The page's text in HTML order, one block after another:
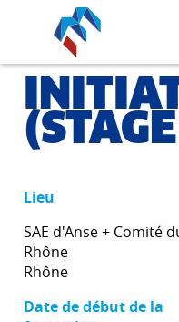
Lieu
SAE d'Anse + Comité
Rhône
Rhône
Date de début de la